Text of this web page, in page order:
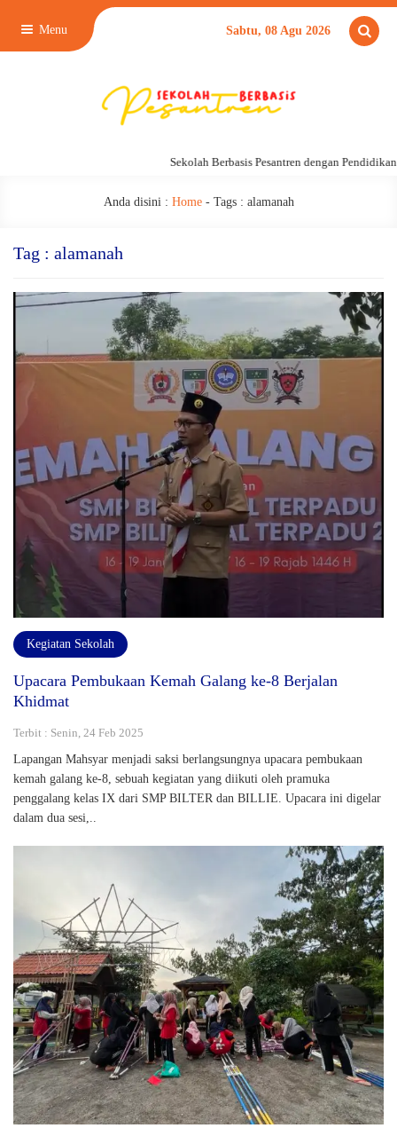
Menu Sabtu, 08 Agu 2026
Sekolah Berbasis Pesantren dengan Pendidikan 24
Anda disini : Home- Tags : alamanah
Tag : alamanah
Kegiatan Sekolah
Upacara Pembukaan Kemah Galang ke-8 Berjalan
Khidmat
Terbit : Senin, 24 Feb 2025
Lapangan Mahsyar menjadi saksi berlangsungnya upacara pembukaan
kemah galang ke-8, sebuah kegiatan yang diikuti oleh pramuka
penggalang kelas IX dari SMP BILTER dan BILLIE. Upacara ini digelar
dalam dua sesi,..